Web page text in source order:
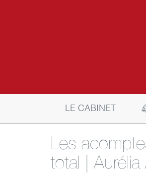
LE CABINET
Les
total |